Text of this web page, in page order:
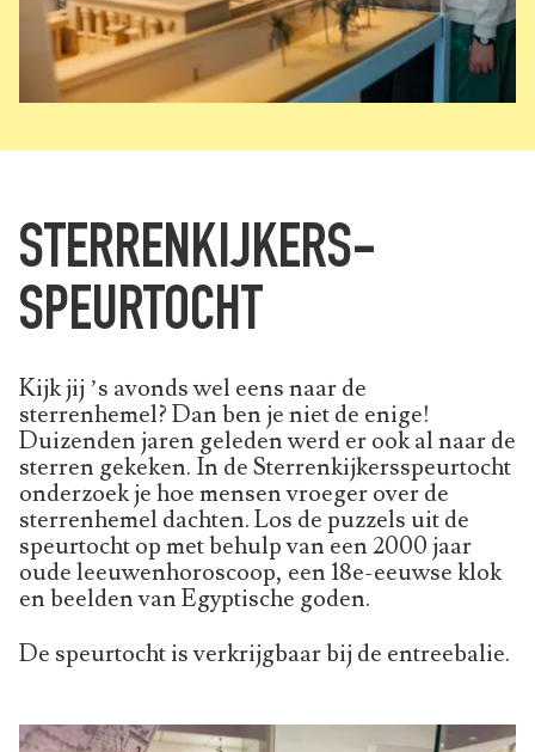
STERRENKIJKERS-
SPEURTOCHT
Kijk jij ’s avonds wel eens naar de
sterrenhemel? Dan ben je niet de enige!
Duizenden jaren geleden werd er ook al naar de
sterren gekeken. In de Sterrenkijkersspeurtocht
onderzoek je hoe mensen vroeger over de
sterrenhemel dachten. Los de puzzels uit de
speurtocht op met behulp van een 2000 jaar
oude leeuwenhoroscoop, een 18e-eeuwse klok
en beelden van Egyptische goden.
De speurtocht is verkrijgbaar bij de entreebalie.